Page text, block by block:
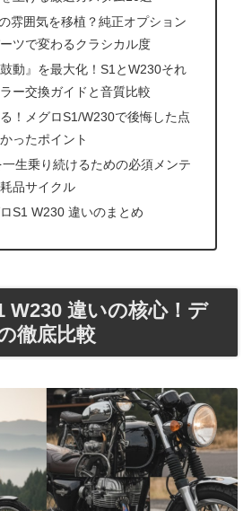
雰囲気を移植？純正オプション
ツで変わるクラシカル度
動』を最大化！S1とW230それ
ー交換ガイドと音質比較
！メグロS1/W230で後悔した点
ったポイント
一生乗り続けるための必須メンテ
品サイクル
S1 W230 違いのまとめ
違いの核心！デ
徹底比較